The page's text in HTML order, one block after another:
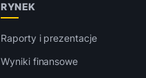
RYNEK
Raporty i prezentacje
Wyniki finansowe